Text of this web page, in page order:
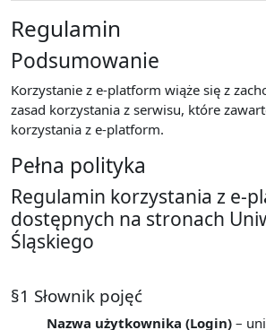
Regulamin
Podsumowanie
Korzystanie z e-platform wiąże się z
zasad korzystania z serwisu, które
korzystania z e-platform.
Pełna polityka
Regulamin korzystania z e-
dostępnych na stronach
Śląskiego
§1 Słownik pojęć
Nazwa użytkownika (Login) –